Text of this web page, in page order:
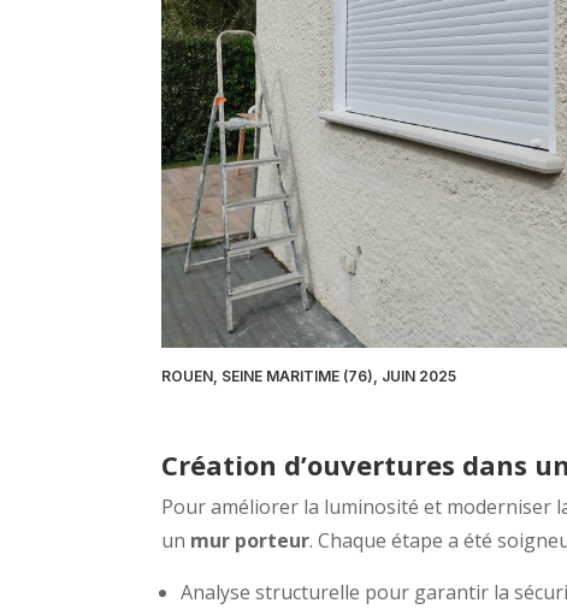
ROUEN, SEINE MARITIME (76), JUIN 2025
Création d’ouvertures dans
Pour améliorer la luminosité et moderniser
un mur porteur. Chaque étape a été
Analyse structurelle pour garantir la